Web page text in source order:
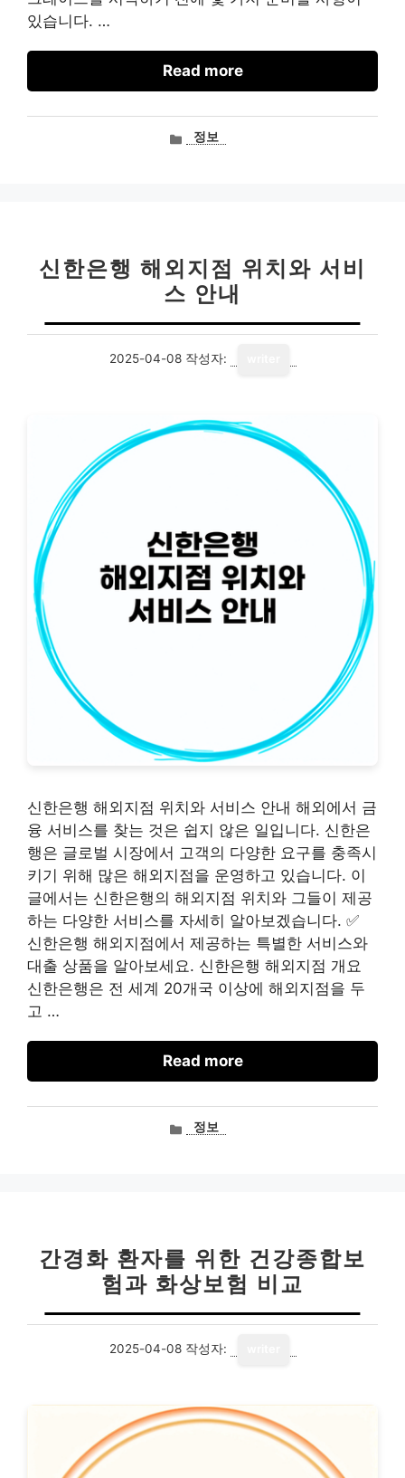
있습니다. …
Read more
카정보
신한은행 해외지점 위치와 서비
스 안내
2025-04-08 작성자:
신한은행 해외지점 위치와 서비스 안내 해외에서 금
융 서비스를 찾는 것은 쉽지 않은 일입니다. 신한은
행은 글로벌 시장에서 고객의 다양한 요구를 충족시
키기 위해 많은 해외지점을 운영하고 있습니다. 이
글에서는 신한은행의 해외지점 위치와 그들이 제공
하는 다양한 서비스를 자세히 알아보겠습니다. ✅
신한은행 해외지점에서 제공하는 특별한 서비스와
대출 상품을 알아보세요. 신한은행 해외지점 개요
신한은행은 전 세계 20개국 이상에 해외지점을 두
고 …
Read more
카정보
간경화 환자를 위한 건강종합보
험과 화상보험 비교
2025-04-08 작성자: